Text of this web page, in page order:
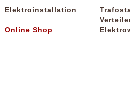
Elektroinstallation
Online Shop